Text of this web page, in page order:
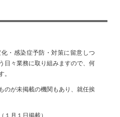
・感染症予防・対策に留意しつ
日々業務に取り組みますので、何
のが未掲載の機関もあり、就任挨
１月１日掲載）